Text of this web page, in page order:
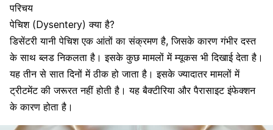
परिचय
पेचिश (Dysentery) क्या है?
डिसेंटरी यानी पेचिश एक आंतों का संक्रमण है, जिसके कारण गंभीर दस्त
के साथ ब्लड निकलता है। इसके कुछ मामलों में म्यूकस भी दिखाई देता है।
यह तीन से सात दिनों में ठीक हो जाता है। इसके ज्यादातर मामलों में
ट्रीटमेंट की जरूरत नहीं होती है। यह बैक्टीरिया और पैरासाइट इंफेक्शन
के कारण होता है।